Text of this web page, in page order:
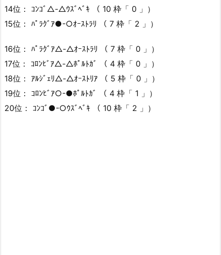
14位： ｺﾝｺﾞ△-△ｳｽﾞﾍﾞｷ （ 10 枠「 0 」）
15位： ﾊﾟﾗｸﾞｱ●-○ｵｰｽﾄﾗﾘ （ 7 枠「 2 」）
16位： ﾊﾟﾗｸﾞｱ△-△ｵｰｽﾄﾗﾘ （ 7 枠「 0 」）
17位： ｺﾛﾝﾋﾞｱ△-△ﾎﾟﾙﾄｶﾞ （ 4 枠「 0 」）
18位： ｱﾙｼﾞｪﾘ△-△ｵｰｽﾄﾘｱ （ 5 枠「 0 」）
19位： ｺﾛﾝﾋﾞｱ○-●ﾎﾟﾙﾄｶﾞ （ 4 枠「 1 」）
20位： ｺﾝｺﾞ●-○ｳｽﾞﾍﾞｷ （ 10 枠「 2 」）